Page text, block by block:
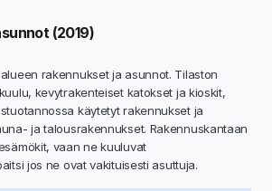
(2019)
rakennukset ja asunnot. Tilaston
kevytrakenteiset katokset ja kioskit,
käytetyt rakennukset ja
ja talousrakennukset. Rakennuskantaan
vaan ne kuuluvat
jos ne ovat vakituisesti asuttuja.